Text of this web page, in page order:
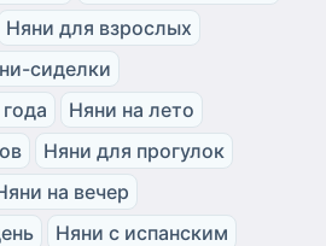
Няни для взрослых
сиделки
Няни на лето
Няни для прогулок
на вечер
Няни с испанским